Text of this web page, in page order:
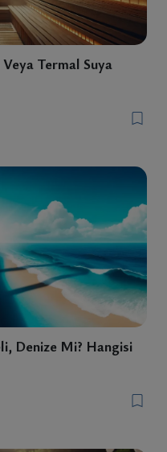
Termal Suya
Denize Mi? Hangisi